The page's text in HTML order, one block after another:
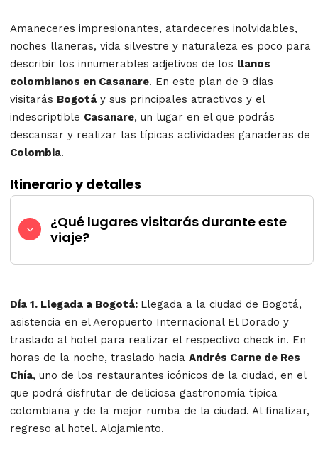
Amaneceres impresionantes, atardeceres inolvidables,
noches llaneras, vida silvestre y naturaleza es poco para
describir los innumerables adjetivos de los llanos
colombianos en Casanare. En este plan de 9 días
visitarás Bogotá y sus principales atractivos y el
indescriptible Casanare, un lugar en el que podrás
descansar y realizar las típicas actividades ganaderas de
Colombia.
Itinerario y detalles
¿Qué lugares visitarás durante este
viaje?
Día 1. Llegada a Bogotá: Llegada a la ciudad de Bogotá,
asistencia en el Aeropuerto Internacional El Dorado y
traslado al hotel para realizar el respectivo check in. En
horas de la noche, traslado hacia Andrés Carne de Res
Chía, uno de los restaurantes icónicos de la ciudad, en el
que podrá disfrutar de deliciosa gastronomía típica
colombiana y de la mejor rumba de la ciudad. Al finalizar,
regreso al hotel. Alojamiento.